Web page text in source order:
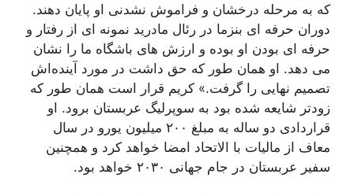
که به مرحله درخشان و فراموش نشدنی او پایان دهند.
دوران حرفه ای بنزما در رئال مادرید نمونه ای از رفتار و
حرفه ای بودن او بوده و ارزش های باشگاه ما را نشان
می دهد. او همان طور که حق داشت در مورد آینده‌اش
تصمیم نهایی را گرفت.» کریم قرار است همان طور که
زودتر شایعه شده بود به سوپرلیگ عربستان برود. او
قراردادی دو ساله به مبلغ ۲۰۰ میلیون یورو در سال
معاف از مالیات با الاتحاد امضا خواهد کرد و همچنین
سفیر عربستان در جام جهانی ۲۰۳۰ خواهد بود.